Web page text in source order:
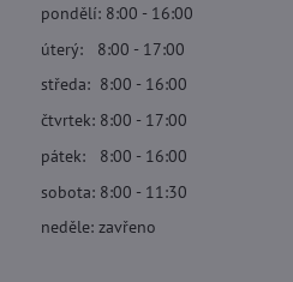
pondělí: 8:00 - 16:00
úterý: 8:00 - 17:00
středa: 8:00 - 16:00
čtvrtek: 8:00 - 17:00
pátek: 8:00 - 16:00
sobota: 8:00 - 11:30
neděle: zavřeno